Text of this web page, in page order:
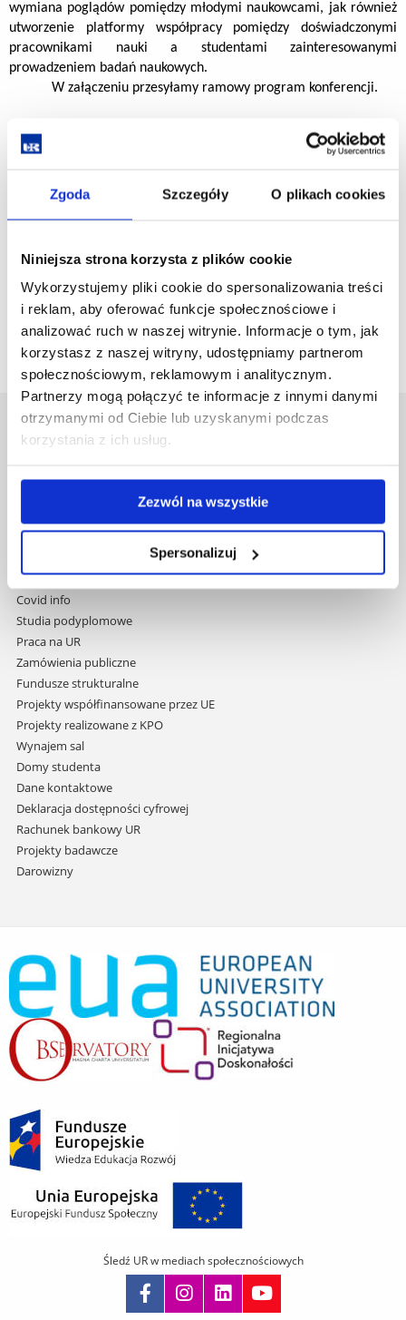
Zgoda Szczegóły O plikach cookies
Niniejsza strona korzysta z plików cookie
Wykorzystujemy pliki cookie do spersonalizowania treści
i reklam, aby oferować funkcje społecznościowe i
analizować ruch w naszej witrynie. Informacje o tym, jak
korzystasz z naszej witryny, udostępniamy partnerom
społecznościowym, reklamowym i analitycznym.
Partnerzy mogą połączyć te informacje z innymi danymi
otrzymanymi od Ciebie lub uzyskanymi podczas
korzystania z ich usług.
Zezwól na wszystkie
Spersonalizuj
wymiana poglądów pomiędzy młodymi naukowcami, jak również
utworzenie platformy współpracy pomiędzy doświadczonymi
pracownikami nauki a studentami zainteresowanymi
prowadzeniem badań naukowych.
W załączeniu przesyłamy ramowy program konferencji.
Komitet Organizacyjny MedMeeting
plik
KiB)
wstecz
Uniwersytet Rzeszowski
nawigację
przejdź
do
treści
Mapa serwisu
Wydawnictwo
Covid info
Studia podyplomowe
Praca na UR
Zamówienia publiczne
Fundusze strukturalne
Projekty współfinansowane przez UE
Projekty realizowane z KPO
Wynajem sal
Domy studenta
Dane kontaktowe
Deklaracja dostępności cyfrowej
Rachunek bankowy UR
Projekty badawcze
Darowizny
Śledź UR w mediach społecznościowych